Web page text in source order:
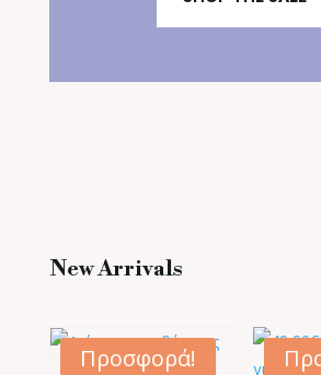
New Arrivals
Προσφορά!